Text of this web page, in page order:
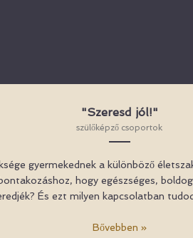
"Szeresd jól!"
szülőképző csoportok
gyermekednek a különböző
hogy egészséges,
És ezt milyen kapcsolatban
Bővebben »